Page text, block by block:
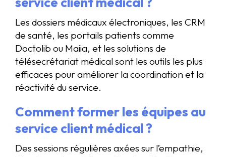
Les dossiers médicaux électroniques, les CRM
de santé, les portails patients comme
Doctolib ou Maiia, et les solutions de
télésecrétariat médical sont les outils les plus
efficaces pour améliorer la coordination et la
réactivité du service.
Comment former les équipes au
service client médical ?
Des sessions régulières axées sur l’empathie,